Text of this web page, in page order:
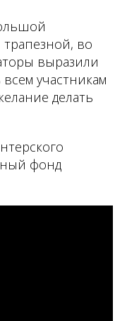
во
выразили
участникам
делать
фонд